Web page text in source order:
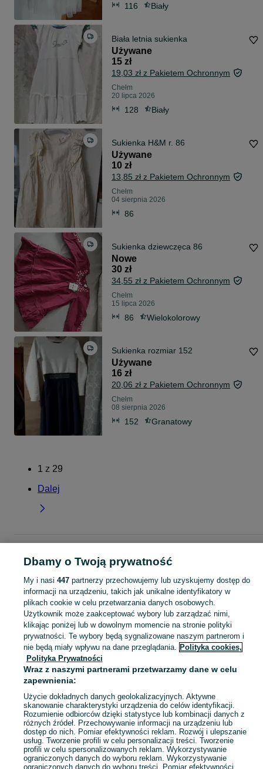
116 Biały
Biała letnia sukienka
Używane
15 zł
19,03 zł z Pakietem Ochronnym
Chełm
20 lipca 2026
128 Biały
Sukienka H&M r. 86
Używane
10 zł
13,85 zł z Pakietem Ochronnym
Chełm
04 sierpnia 2026
86
Sukienka dziewczęca 86
Nowe
30 zł
34,55 zł z Pakietem Ochronnym
Chełm
15 lipca 2026
86 Wielokolorowy
Sukienka rozmiar 152
Używane
16 zł
20,06 zł z Pakietem Ochronnym
Chełm
08 sierpnia 2026
152 Granatowy
1 z 29
Dalej
Lubelskie
Sukienki - Chełm
KATEGORIA
garnitur dla dziewczynki spodnie dzwony dla dziewczynki , strój Zobacz
Mapa kategorii
Mapa miejscowości
Mapa ministron
Popularne wyszukiwania
Dbamy o Twoją prywatność
My i nasi 447partnerzy przechowujemy lub uzyskujemy dostęp do
informacji na urządzeniu, takich jak unikalne identyfikatory w
plikach cookie w celu przetwarzania danych osobowych.
Użytkownik może zaakceptować wybory lub zarządzać nimi,
klikając poniżej lub w dowolnym momencie na stronie polityki
prywatności. Te wybory będą sygnalizowane naszym partnerom i
nie będą miały wpływu na dane przeglądania. Polityka cookies,
Polityka Prywatności
Wraz z naszymi partnerami przetwarzamy dane w celu
zapewnienia:
Użycie dokładnych danych geolokalizacyjnych. Aktywne
skanowanie charakterystyki urządzenia do celów identyfikacji.
Rozumienie odbiorców dzięki statystyce lub kombinacji danych z
różnych źródeł. Przechowywanie informacji na urządzeniu lub
dostęp do nich. Pomiar efektywności reklam. Rozwój i ulepszanie
usług. Tworzenie profili w celu personalizacji treści. Tworzenie
profili w celu spersonalizowanych reklam. Wykorzystywanie
ograniczonych danych do wyboru reklam. Wykorzystywanie
ograniczonych danych do wyboru treści. Pomiar efektywności